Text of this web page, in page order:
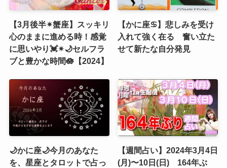
【3月後半✴︎蟹座】スッキリ
心のままに進める時！感覚
に思いやり💓✴︎🌙セルフラ
ブと豊かな時間🪷【2024】
【かに座♋】悲しみを受け
入れて強く在る 奮い立た
せて新たな自分発見
🌙かに座🌙今月のあなた
を、星座とタロットで占っ
【週間占い】2024年3月4日
(月)〜10日(日) 164年ぶ